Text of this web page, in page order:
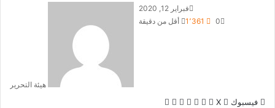
هيئة التحرير
فبراير 12, 2020
0
أقل من دقيقة
فيسبوك X لينكدإنبينتيريستمشاركة